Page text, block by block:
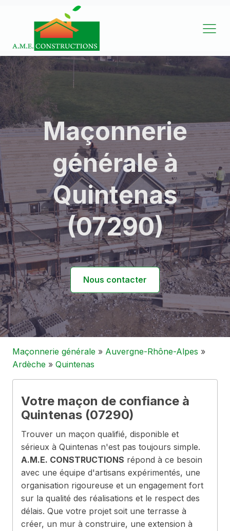
Maçonnerie
générale à
Quintenas
(07290)
Nous contacter
Maçonnerie générale » Auvergne-Rhône-Alpes »
Ardèche » Quintenas
Votre maçon de confiance à
Quintenas (07290)
Trouver un maçon qualifié, disponible et
sérieux à Quintenas n'est pas toujours simple.
A.M.E. CONSTRUCTIONS répond à ce besoin
avec une équipe d'artisans expérimentés, une
organisation rigoureuse et un engagement fort
sur la qualité des réalisations et le respect des
délais. Que votre projet soit une terrasse à
créer, un mur à construire, une extension à